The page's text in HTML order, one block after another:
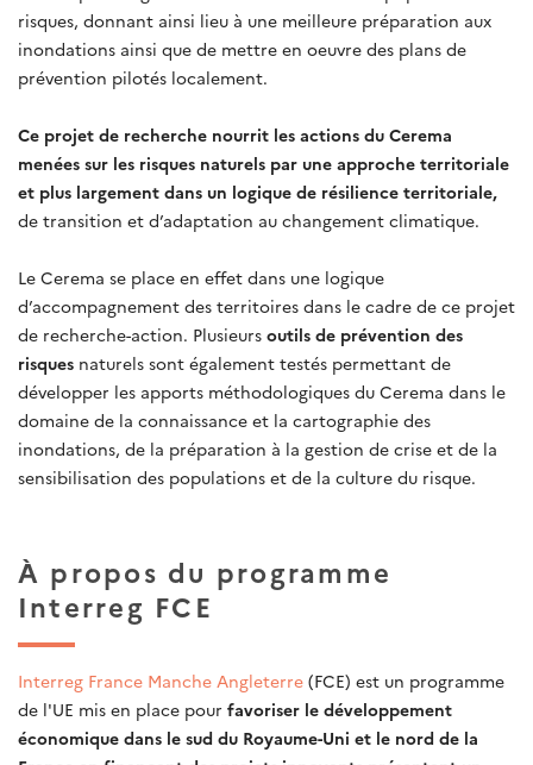
risques, donnant ainsi lieu à une meilleure préparation aux
inondations ainsi que de mettre en oeuvre des plans de
prévention pilotés localement.
Ce projet de recherche nourrit les actions du Cerema
menées sur les risques naturels par une approche territoriale
et plus largement dans un logique de résilience territoriale,
de transition et d’adaptation au changement climatique.
Le Cerema se place en effet dans une logique
d’accompagnement des territoires dans le cadre de ce projet
de recherche-action. Plusieurs outils de prévention des
risques naturels sont également testés permettant de
développer les apports méthodologiques du Cerema dans le
domaine de la connaissance et la cartographie des
inondations, de la préparation à la gestion de crise et de la
sensibilisation des populations et de la culture du risque.
À propos du programme
Interreg FCE
Interreg France Manche Angleterre (FCE) est un programme
de l'UE mis en place pour favoriser le développement
économique dans le sud du Royaume-Uni et le nord de la